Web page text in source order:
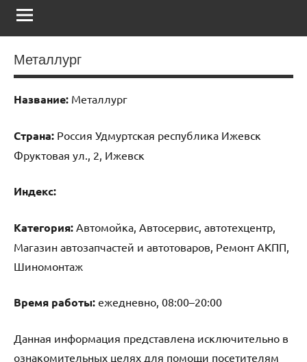
Металлург
Название: Металлург
Страна: Россия Удмуртская республика Ижевск
Фруктовая ул., 2, Ижевск
Индекс:
Категория: Автомойка, Автосервис, автотехцентр,
Магазин автозапчастей и автотоваров, Ремонт АКПП,
Шиномонтаж
Время работы: ежедневно, 08:00–20:00
Данная информация представлена исключительно в
ознакомительных целях для помощи посетителям